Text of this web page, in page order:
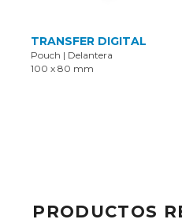
TRANSFER DIGITAL
Pouch | Delantera
100 x 80 mm
PRODUCTOS